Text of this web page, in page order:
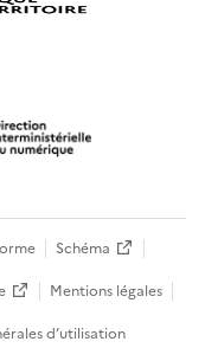
Schéma
Mentions légales
d’utilisation